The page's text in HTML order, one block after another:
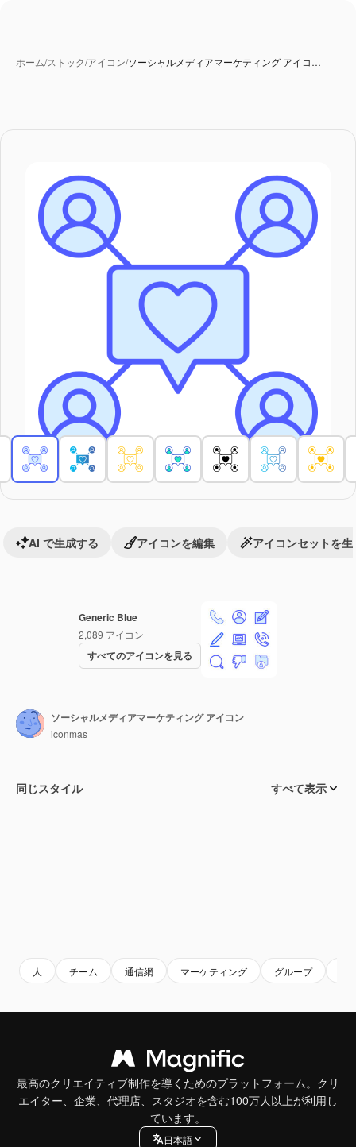
ホーム/ストック/アイコン/ソーシャルメディアマーケティング アイコ…
Generic Blue
2,089 アイコン
すべてのアイコンを見る
AI で生成する アイコンを編集 アイコンセットを生
ソーシャルメディアマーケティング アイコン
iconmas
同じスタイル すべて表示
人 チーム 通信網 マーケティング グループ
最高のクリエイティブ制作を導くためのプラットフォーム。クリ
エイター、企業、代理店、スタジオを含む100万人以上が利用し
ています。
日本語